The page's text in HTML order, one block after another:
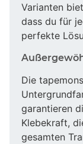
Varianten
dass du für
perfekte
Die
garantieren
Klebekraft,
gesamten